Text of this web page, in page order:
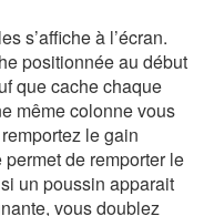
s’affiche à l’écran.
positionnée au début
que cache chaque
même colonne vous
le gain
de remporter le
un poussin apparait
vous doublez